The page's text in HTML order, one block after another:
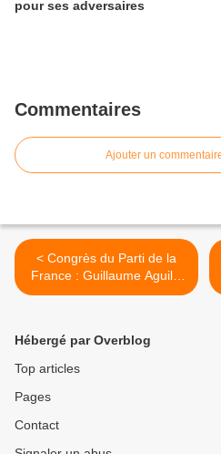
pour ses adversaires
Commentaires
Ajouter un
< Congrès du Parti de la
France : Guillaume Aguillé
prendra la parole
Hébergé par Overblog
Top articles
Pages
Contact